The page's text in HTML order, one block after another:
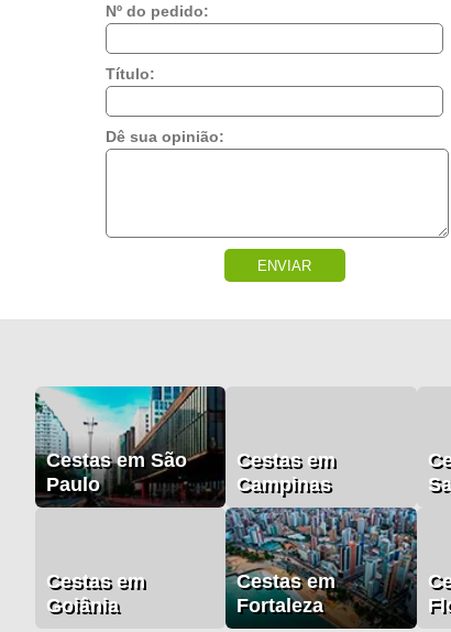
Nº do pedido:
Título:
Dê sua opinião:
ENVIAR
Cestas em São
Paulo
Cestas em
Campinas
Cestas em
Goiânia
Cestas em
Fortaleza